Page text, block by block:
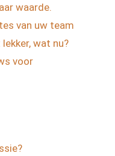
waarde.
van uw team
wat nu?
voor